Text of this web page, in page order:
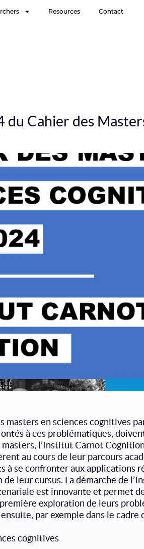
Resources Contact
Cahier des
masters en sciences cognitives
à ces problématiques,
l’Institut Carnot
au cours de leur parcours
à se confronter aux applications
leur cursus. La démarche de
est innovante et permet
exploration de leurs
par exemple dans le cadre
cognitives